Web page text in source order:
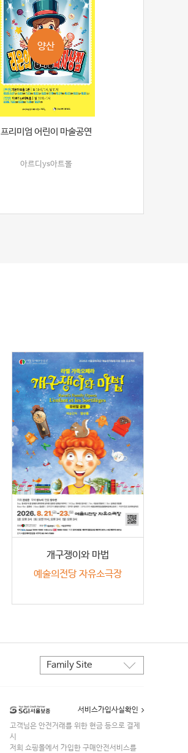
프리미엄 어린이 마술공연
아르디ys아트홀
양산
개구쟁이와 마법
예술의전당 자유소극장
Family Site
한세실업
한세드림
한세MK
서비스가입사실확인
고객님은 안전거래를 위한 현금 등으로 결제
시
저희 쇼핑몰에서 가입한 구매안전서비스를